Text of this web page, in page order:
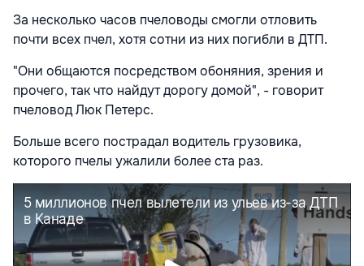
За несколько часов пчеловоды смогли отловить
почти всех пчел, хотя сотни из них погибли в ДТП.
"Они общаются посредством обоняния, зрения и
прочего, так что найдут дорогу домой", - говорит
пчеловод Люк Петерс.
Больше всего пострадал водитель грузовика,
которого пчелы ужалили более ста раз.